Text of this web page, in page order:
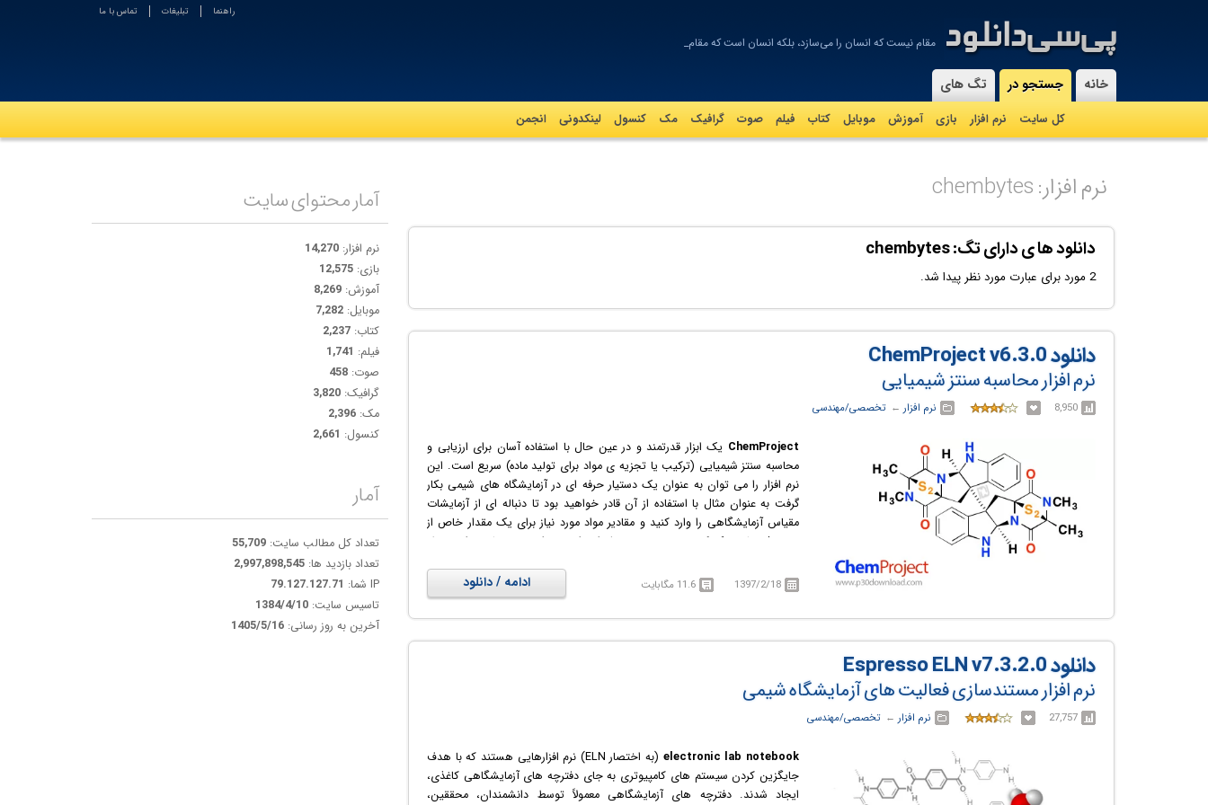
-
مقام نیست كه انسان را می‌سازد، بلكه انسان است كه مقام ر
راهنما تبلیغات تماس با ما
خانه جستجو در
کل سایت نرم افزار بازی آموزش موبايل کتاب فیلم صوت گرافيک مک کنسول لینکدونی انجمن
تگ های
نرم افزار: chembytes
دانلود ها ی دارای تگ: chembytes
2 مورد برای عبارت مورد نظر پیدا شد.
دانلود ChemProject v6.3.0
نرم افزار محاسبه سنتز شیمیایی
8,950 نرم افزار ← ‏تخصصی/مهندسی
ChemProject یک ابزار قدرتمند و در عین حال با استفاده آسان برای ارزیابی و
محاسبه سنتز شیمیایی (ترکیب یا تجزیه ی مواد برای تولید ماده) سریع است. این
نرم افزار را می توان به عنوان یک دستیار حرفه ای در آزمایشگاه های شیمی بکار
گرفت به عنوان مثال با استفاده از آن قادر خواهید بود تا دنباله ای از آزمایشات
مقیاس آزمایشگاهی را وارد کنید و مقادیر مواد مورد نیاز برای یک مقدار خاص از
محصول نهایی یک کمپین سنتز چند مرحله ای را به همراه هزینه های مواد مرتبط،
ChemProject پشتیبانی می شوند. علاوه بر این، این نرم افزار به شما اجازه می
دهد تا هات اسپات های بهینه را تشخیص داده و بر اساس معیار های سنتتیک
مربوطه، به شبیه سازی و مقایسه روش های مختلف بپردازید.
1397/2/18 11.6 مگابایت ادامه / دانلود
دانلود Espresso ELN v7.3.2.0
نرم افزار مستندسازی فعالیت های آزمایشگاه شیمی
27,757 نرم افزار ← ‏تخصصی/مهندسی
electronic lab notebook
(به اختصار ELN) نرم افزارهایی هستند که با هدف
جایگزین کردن سیستم های کامپیوتری به جای دفترچه های آزمایشگاهی کاغذی،
ایجاد شدند. دفترچه های آزمایشگاهی معمولاً توسط دانشمندان، محققین،
آمار محتوای سایت
نرم افزار: 14,270
بازی: 12,575
آموزش: 8,269
موبایل: 7,282
کتاب: 2,237
فیلم: 1,741
صوت: 458
گرافیک: 3,820
مک: 2,396
کنسول: 2,661
آمار
تعداد کل مطالب سایت: 55,709
تعداد بازدید ها: 2,997,898,545
IP شما:
79.127.127.71
تاسیس سایت: 1384/4/10
آخرین به روز رسانی: 1405/5/16